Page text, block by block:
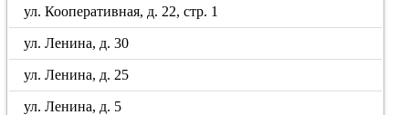
ул. Кооперативная, д. 22, стр. 1
ул. Ленина, д. 30
ул. Ленина, д. 25
ул. Ленина, д. 5